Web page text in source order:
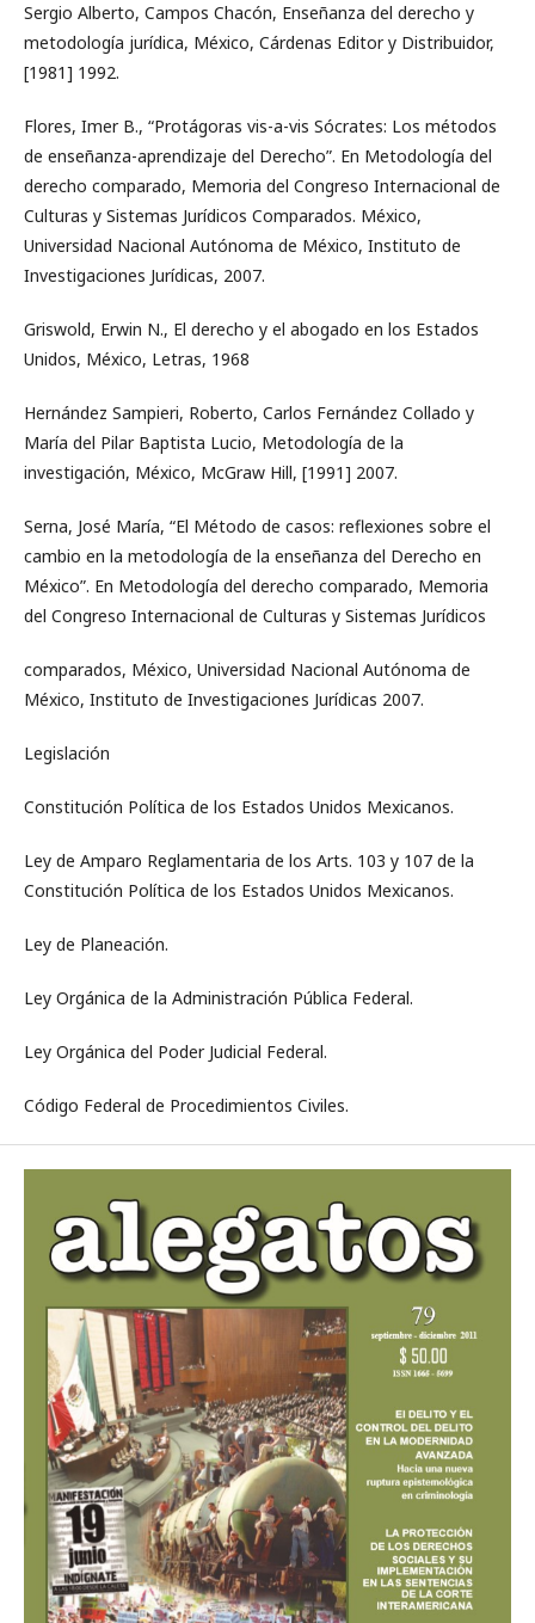
Sergio Alberto, Campos Chacón, Enseñanza del derecho y
metodología jurídica, México, Cárdenas Editor y Distribuidor,
[1981] 1992.
Flores, Imer B., “Protágoras vis-a-vis Sócrates: Los métodos
de enseñanza-aprendizaje del Derecho”. En Metodología del
derecho comparado, Memoria del Congreso Internacional de
Culturas y Sistemas Jurídicos Comparados. México,
Universidad Nacional Autónoma de México, Instituto de
Investigaciones Jurídicas, 2007.
Griswold, Erwin N., El derecho y el abogado en los Estados
Unidos, México, Letras, 1968
Hernández Sampieri, Roberto, Carlos Fernández Collado y
María del Pilar Baptista Lucio, Metodología de la
investigación, México, McGraw Hill, [1991] 2007.
Serna, José María, “El Método de casos: reflexiones sobre el
cambio en la metodología de la enseñanza del Derecho en
México”. En Metodología del derecho comparado, Memoria
del Congreso Internacional de Culturas y Sistemas Jurídicos
comparados, México, Universidad Nacional Autónoma de
México, Instituto de Investigaciones Jurídicas 2007.
Legislación
Constitución Política de los Estados Unidos Mexicanos.
Ley de Amparo Reglamentaria de los Arts. 103 y 107 de la
Constitución Política de los Estados Unidos Mexicanos.
Ley de Planeación.
Ley Orgánica de la Administración Pública Federal.
Ley Orgánica del Poder Judicial Federal.
Código Federal de Procedimientos Civiles.